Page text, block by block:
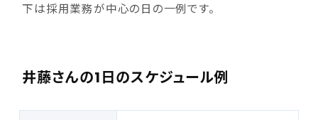
下は採用業務が中心の日の一例です。
井藤さんの1日のスケジュール例